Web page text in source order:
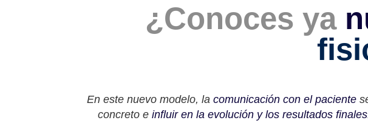
¿Conoces ya
En este nuevo modelo, la comunicación con el paciente
concreto e influir en la evolución y los resultados